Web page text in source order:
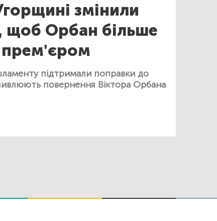
змінили
щоб Орбан більше
прем'єром
підтримали поправки до
повернення Віктора Орбана